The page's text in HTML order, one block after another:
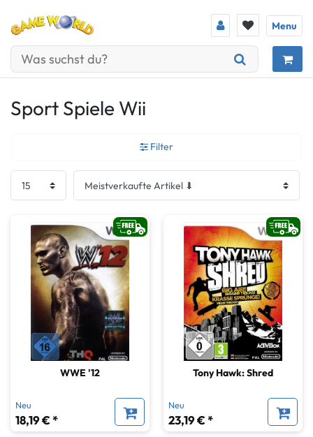
Menu
Sport Spiele Wii
Filter
WWE '12
Neu
18,19 € *
Tony Hawk: Shred
Neu
23,19 € *